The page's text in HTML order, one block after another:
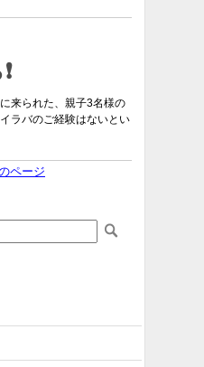
来られた、親子3名様の
ラバのご経験はないとい
ページ